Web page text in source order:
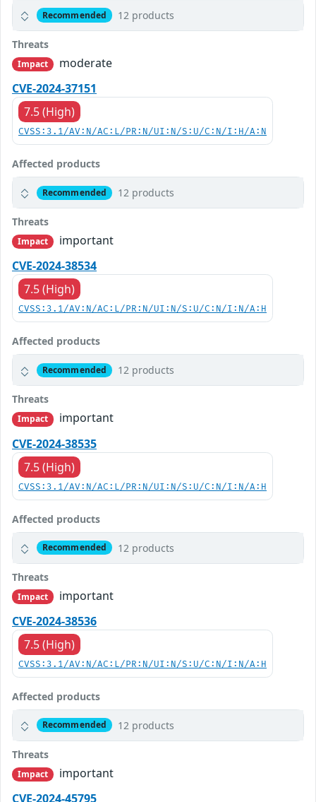
Recommended 12 products
Threats
Impact
moderate
CVE-2024-37151
7.5 (High)
CVSS:3.1/AV:N/AC:L/PR:N/UI:N/S:U/C:N/I:H/A:N
Affected products
Recommended 12 products
Threats
Impact
important
CVE-2024-38534
7.5 (High)
CVSS:3.1/AV:N/AC:L/PR:N/UI:N/S:U/C:N/I:N/A:H
Affected products
Recommended 12 products
Threats
Impact
important
CVE-2024-38535
7.5 (High)
CVSS:3.1/AV:N/AC:L/PR:N/UI:N/S:U/C:N/I:N/A:H
Affected products
Recommended 12 products
Threats
Impact
important
CVE-2024-38536
7.5 (High)
CVSS:3.1/AV:N/AC:L/PR:N/UI:N/S:U/C:N/I:N/A:H
Affected products
Recommended 12 products
Threats
Impact
important
CVE-2024-45795